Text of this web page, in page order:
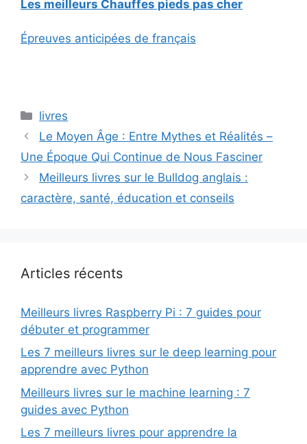
Les meilleurs Chauffes pieds pas cher
Épreuves anticipées de français
Catégories
livres
Le Moyen Âge : Entre Mythes et Réalités –
Une Époque Qui Continue de Nous Fasciner
Meilleurs livres sur le Bulldog anglais :
caractère, santé, éducation et conseils
Articles récents
Meilleurs livres Raspberry Pi : 7 guides pour
débuter et programmer
Les 7 meilleurs livres sur le deep learning pour
apprendre avec Python
Meilleurs livres sur le machine learning : 7
guides avec Python
Les 7 meilleurs livres pour apprendre la